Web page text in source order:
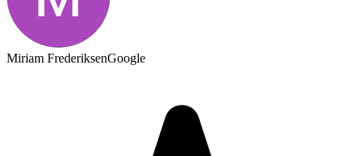
Miriam FrederiksenGoogle